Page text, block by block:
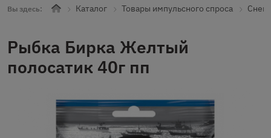
Вы здесь: Каталог Товары импульсного спроса
Рыбка Бирка Желтый
полосатик 40г пп